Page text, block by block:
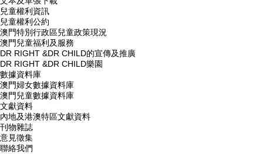
兒童權利資訊
兒童權利公約
澳門特別行政區兒童政策現況
澳門兒童福利及服務
DR RIGHT &DR CHILD的宣傳及推廣
DR RIGHT &DR CHILD樂園
數據資料庫
澳門婦女數據資料庫
澳門兒童數據資料庫
文獻資料
內地及港澳特區文獻資料
刊物雜誌
意見徵集
聯絡我們